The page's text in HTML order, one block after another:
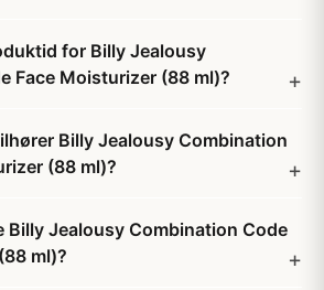
for Billy Jealousy
Face Moisturizer (88 ml)?
Billy Jealousy Combination
(88 ml)?
Billy Jealousy Combination Code
ml)?